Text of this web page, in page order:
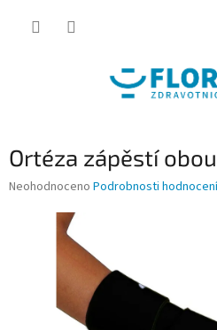
Ortéza zápěstí
Průměrné
hvězdiček.
Neohodnoceno Podrobnosti hodnocení